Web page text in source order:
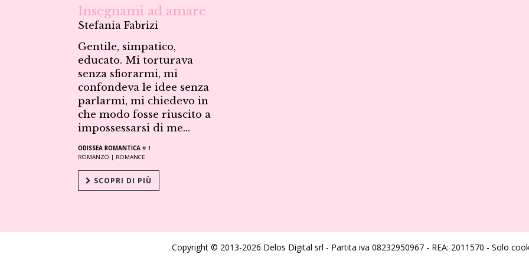
Insegnami ad amare
Stefania Fabrizi
Gentile, simpatico,
educato. Mi torturava
senza sfiorarmi, mi
confondeva le idee senza
parlarmi, mi chiedevo in
che modo fosse riuscito a
impossessarsi di me...
ODISSEA ROMANTICA # 1
ROMANZO | ROMANCE
SCOPRI DI PIÙ
Copyright © 2013-2026 Delos Digital srl - Partita iva 08232950967 - REA: 2011570 - Solo